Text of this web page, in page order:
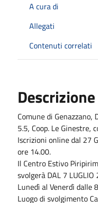
A cura di
Allegati
Contenuti correlati
Descrizione
Comune di
5.5, Coop. Le Ginestre,
Iscrizioni online dal 27
ore 14.00.
Il Centro Estivo
svolgerà DAL 7
Lunedì al Venerdì dalle
Luogo di svolgimento